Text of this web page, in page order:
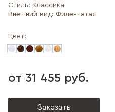
Стиль: Классика
Внешний вид: Филенчатая
Цвет:
от 31 455 руб.
Заказать